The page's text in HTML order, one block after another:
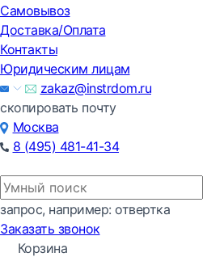
Самовывоз
Доставка/Оплата
Контакты
Юридическим лицам
zakaz@instrdom.ru
скопировать почту
Москва
8 (495) 481-41-34
запрос, например: отвертка
Заказать звонок
Корзина